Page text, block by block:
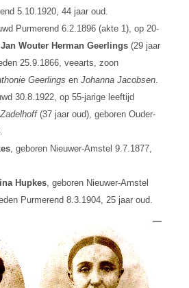
5.10.1920, 44 jaar oud.
Purmerend 6.2.1896 (akte 1), op 20-
Jan Wouter Herman Geerlings(29 jaar
25.9.1866, veearts, zoon
Geerlings en Johanna Jacobsen.
30.8.1922, op 55-jarige leeftijd
(37 jaar oud), geboren Ouder-
, geboren Nieuwer-Amstel 9.7.1877,
Hupkes, geboren Nieuwer-Amstel
Purmerend 8.3.1904, 25 jaar oud.